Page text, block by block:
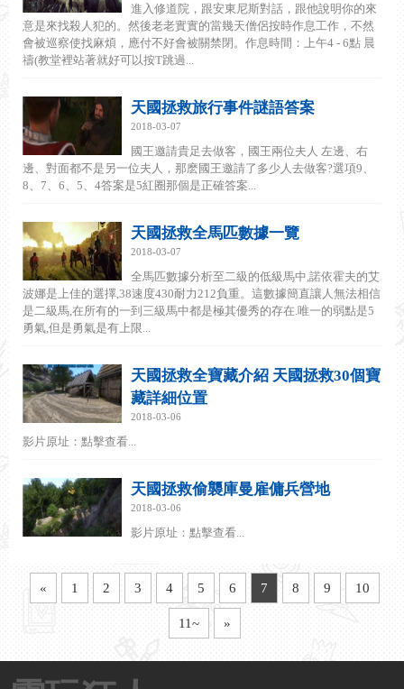
進入修道院，跟安東尼斯對話，跟他說明你的來
意是來找殺人犯的。然後老老實實的當幾天僧侶按時作息工作，不然
會被巡察使找麻煩，應付不好會被關禁閉。作息時間：上午4 - 6點 晨
禱(教堂裡站著就好可以按T跳過...
天國拯救旅行事件謎語答案
2018-03-07
國王邀請貴足去做客，國王兩位夫人 左邊、右
邊、對面都不是另一位夫人，那麽國王邀請了多少人去做客?選項9、
8、7、6、5、4答案是5紅圈那個是正確答案...
天國拯救全馬匹數據一覽
2018-03-07
全馬匹數據分析至二級的低級馬中,諾依霍夫的艾
波娜是上佳的選擇,38速度430耐力212負重。這數據簡直讓人無法相信
是二級馬,在所有的一到三級馬中都是極其優秀的存在.唯一的弱點是5
勇氣,但是勇氣是有上限...
天國拯救全寶藏介紹 天國拯救30個寶
藏詳細位置
2018-03-06
影片原址：點擊查看...
天國拯救偷襲庫曼雇傭兵營地
2018-03-06
影片原址：點擊查看...
« 1 2 3 4 5 6 7 8 9 10
11~ »